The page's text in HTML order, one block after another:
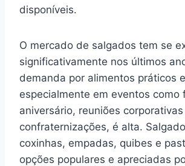
disponíveis.
O mercado de salgados tem se
significativamente nos últimos
demanda por alimentos práticos
especialmente em eventos como
aniversário, reuniões corporativas
confraternizações, é alta.
coxinhas, empadas, quibes e
opções populares e apreciadas